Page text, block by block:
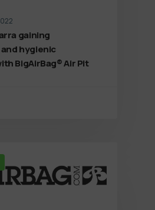
gaining
hygienic
BigAirBag® Air Pit